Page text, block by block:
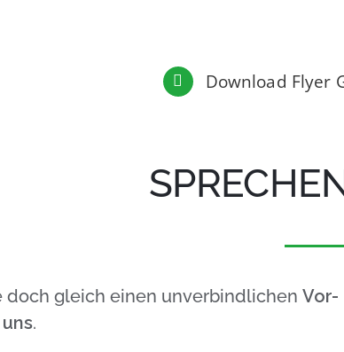
Download Flyer
doch gleich einen unverbindlichen Vor-
.